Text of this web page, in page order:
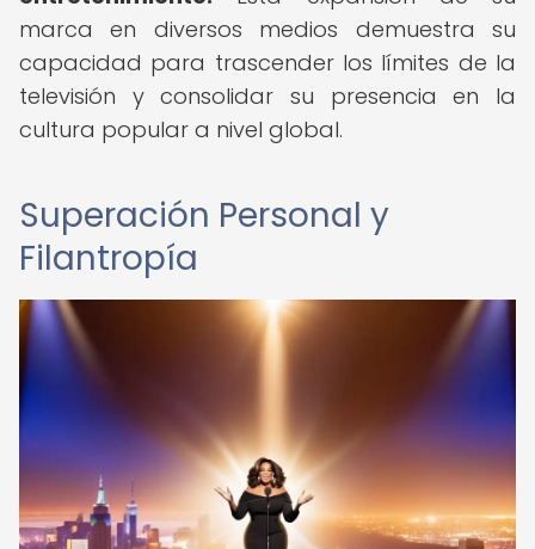
marca en diversos medios demuestra su
capacidad para trascender los límites de la
televisión y consolidar su presencia en la
cultura popular a nivel global.
Superación Personal y
Filantropía